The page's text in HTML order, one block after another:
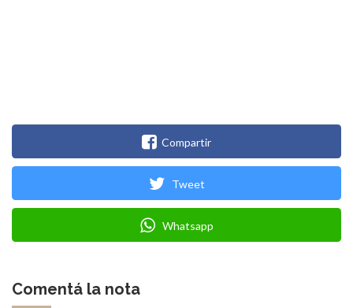
Compartir
Tweet
Whatsapp
Comentá la nota